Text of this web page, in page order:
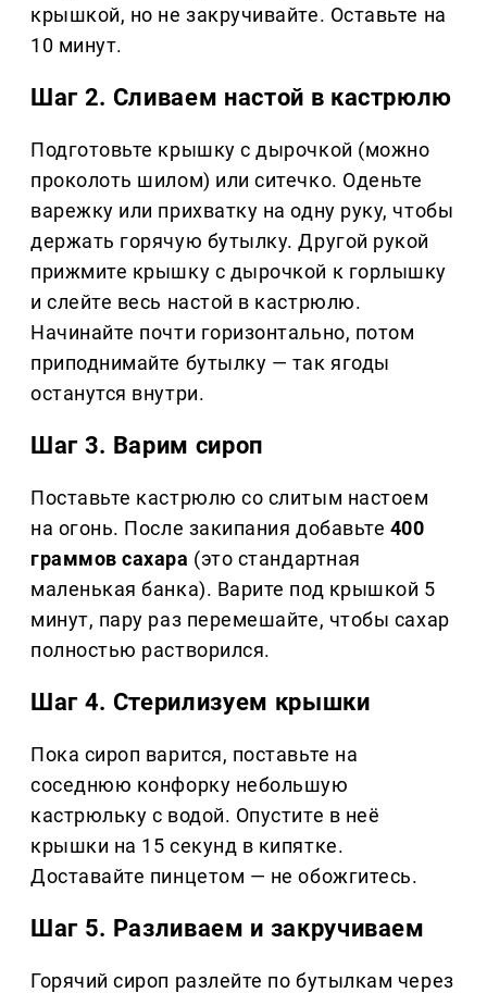
крышкой, но не закручивайте. Оставьте на
10 минут.
Шаг 2. Сливаем настой в кастрюлю
Подготовьте крышку с дырочкой (можно
проколоть шилом) или ситечко. Оденьте
варежку или прихватку на одну руку, чтобы
держать горячую бутылку. Другой рукой
прижмите крышку с дырочкой к горлышку
и слейте весь настой в кастрюлю.
Начинайте почти горизонтально, потом
приподнимайте бутылку — так ягоды
останутся внутри.
Шаг 3. Варим сироп
Поставьте кастрюлю со слитым настоем
на огонь. После закипания добавьте 400
граммов сахара (это стандартная
маленькая банка). Варите под крышкой 5
минут, пару раз перемешайте, чтобы сахар
полностью растворился.
Шаг 4. Стерилизуем крышки
Пока сироп варится, поставьте на
соседнюю конфорку небольшую
кастрюльку с водой. Опустите в неё
крышки на 15 секунд в кипятке.
Доставайте пинцетом — не обожгитесь.
Шаг 5. Разливаем и закручиваем
Горячий сироп разлейте по бутылкам через